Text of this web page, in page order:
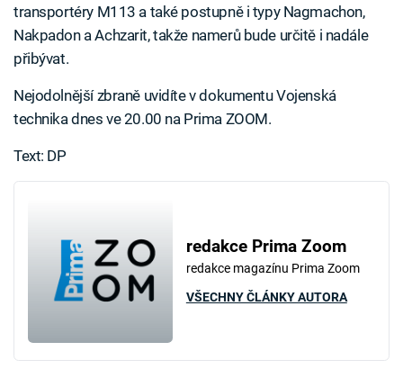
transportéry M113 a také postupně i typy Nagmachon,
Nakpadon a Achzarit, takže namerů bude určitě i nadále
přibývat.
Nejodolnější zbraně uvidíte v dokumentu Vojenská
technika dnes ve 20.00 na Prima ZOOM.
Text: DP
redakce Prima Zoom
redakce magazínu Prima Zoom
VŠECHNY ČLÁNKY AUTORA